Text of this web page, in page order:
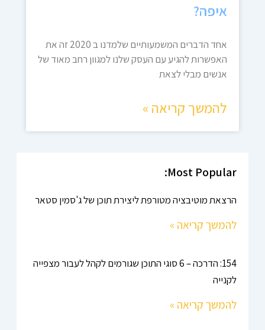
איפה?
אחד הדברים המשמעותיים שלמדנו ב 2020 זה את
האפשרות להגיע עם העסק שלנו למגוון רחב מאוד של
אנשים מבלי לצאת
להמשך קריאה »
Most Popular:
הרצאת מוטיבציה מטורפת ליצירת תוכן של ג'סמין סטאר
להמשך קריאה »
154: הדרכה – 6 סוגי התוכן שגורמים לקהל לעבור מצפייה
לקנייה
להמשך קריאה »